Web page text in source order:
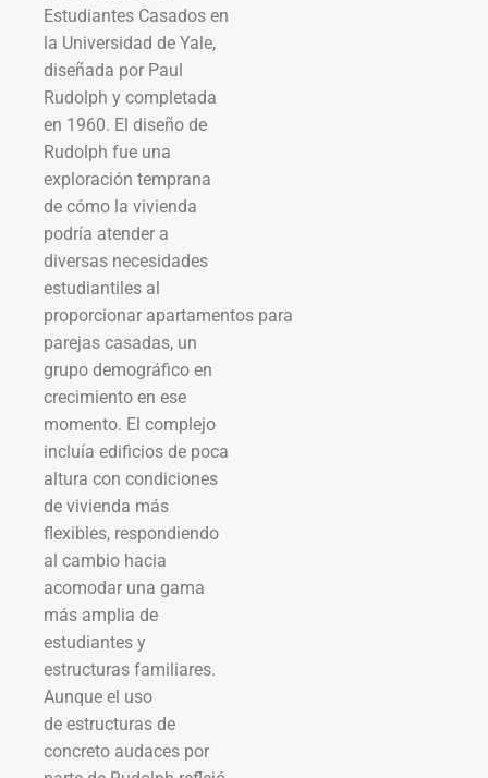
Estudiantes Casados en
la Universidad de Yale,
diseñada por Paul
Rudolph y completada
en 1960. El diseño de
Rudolph fue una
exploración temprana
de cómo la vivienda
podría atender a
diversas necesidades
estudiantiles al
proporcionar apartamentos para
parejas casadas, un
grupo demográfico en
crecimiento en ese
momento. El complejo
incluía edificios de poca
altura con condiciones
de vivienda más
flexibles, respondiendo
al cambio hacia
acomodar una gama
más amplia de
estudiantes y
estructuras familiares.
Aunque el uso
de estructuras de
concreto audaces por